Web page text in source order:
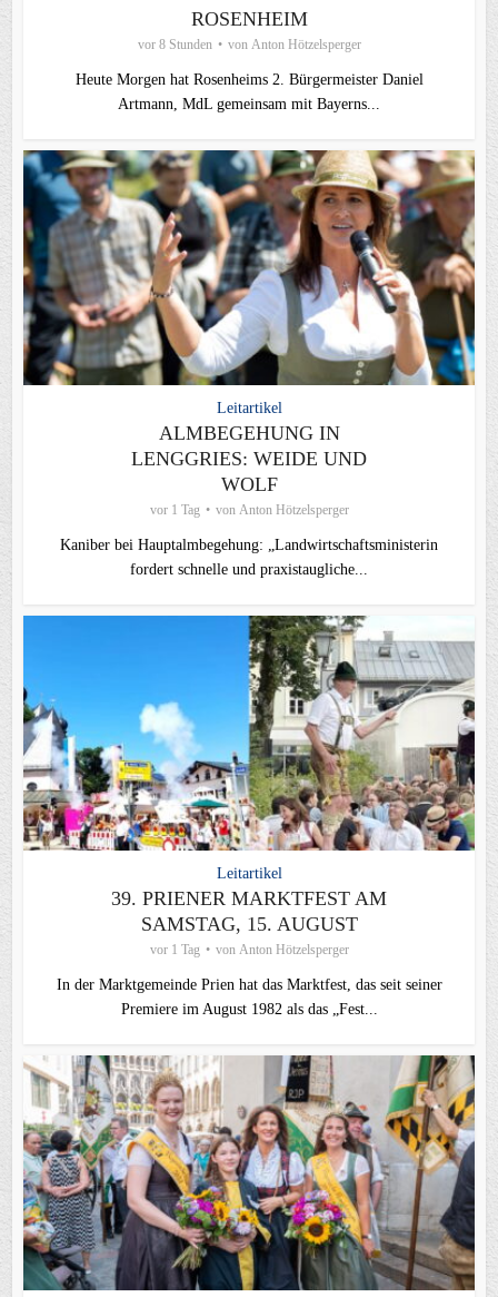
ROSENHEIM
vor 8 Stunden von Anton Hötzelsperger
Heute Morgen hat Rosenheims 2. Bürgermeister Daniel
Artmann, MdL gemeinsam mit Bayerns...
Leitartikel
ALMBEGEHUNG IN
LENGGRIES: WEIDE UND
WOLF
vor 1 Tag von Anton Hötzelsperger
Kaniber bei Hauptalmbegehung: „Landwirtschaftsministerin
fordert schnelle und praxistaugliche...
Leitartikel
39. PRIENER MARKTFEST AM
SAMSTAG, 15. AUGUST
vor 1 Tag von Anton Hötzelsperger
In der Marktgemeinde Prien hat das Marktfest, das seit seiner
Premiere im August 1982 als das „Fest...